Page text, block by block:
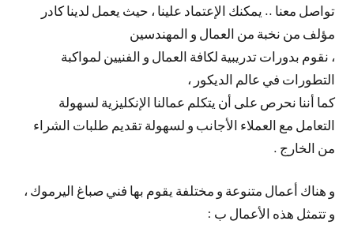
تواصل معنا .. يمكنك الإعتماد علينا ، حيث يعمل لدينا كادر
مؤلف من نخبة من العمال و المهندسين
، نقوم بدورات تدريبية لكافة العمال و الفنيين لمواكبة
التطورات في عالم الديكور ،
كما أننا نحرص على أن يتكلم عمالنا الإنكليزية لسهولة
التعامل مع العملاء الأجانب و لسهولة تقديم طلبات الشراء
من الخارج .
و هناك أعمال متنوعة و مختلفة يقوم بها فني صباغ اليرموك ،
و تتمثل هذه الأعمال ب :